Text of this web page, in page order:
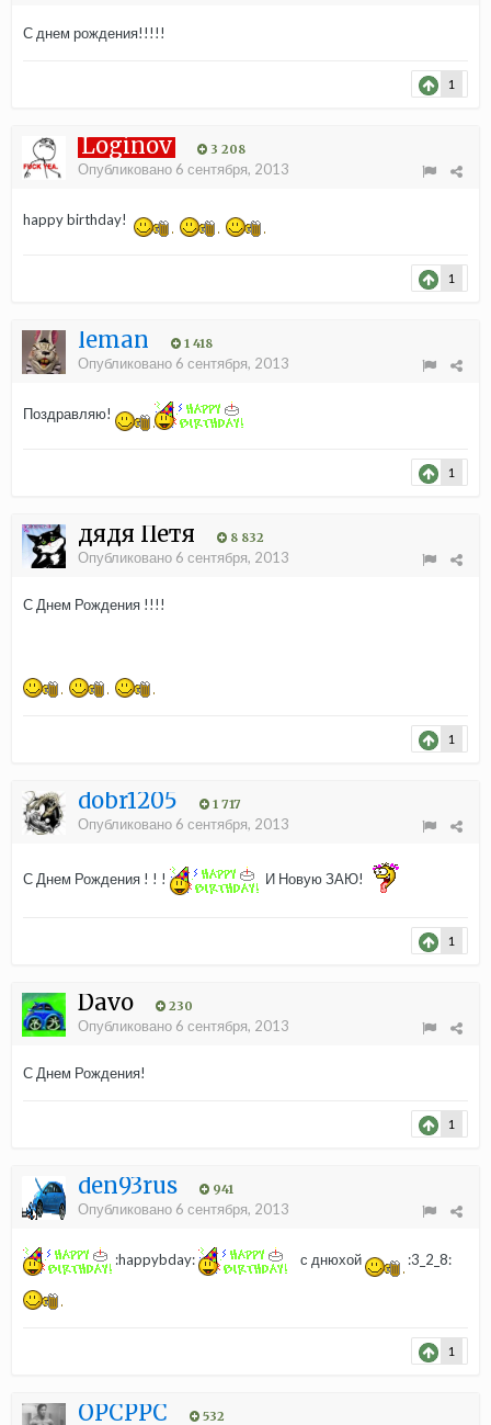
С днем рождения!!!!!
1
Loginov 3 208
Опубликовано 6 сентября, 2013
happy birthday!
1
leman 1 418
Опубликовано 6 сентября, 2013
Поздравляю!
1
дядя Петя 8 832
Опубликовано 6 сентября, 2013
С Днем Рождения !!!!
1
dobr1205 1 717
Опубликовано 6 сентября, 2013
С Днем Рождения ! ! ! И Новую ЗАЮ!
1
Davo 230
Опубликовано 6 сентября, 2013
С Днем Рождения!
1
den93rus 941
Опубликовано 6 сентября, 2013
:happybday: с днюхой :3_2_8:
1
OPCPPC 532